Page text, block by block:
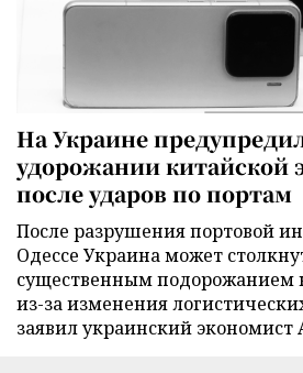
На Украине
удорожании китайской
после ударов по портам
После разрушения портовой
Одессе Украина может
существенным подорожанием
из-за изменения
заявил украинский экономист